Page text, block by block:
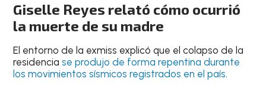
Giselle Reyes relató cómo ocurrió
la muerte de su madre
El entorno de la exmiss explicó que el colapso de la
residenciase produjo de forma repentina durante
los movimientos sísmicos registrados en el país.